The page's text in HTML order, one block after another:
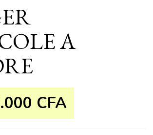
A
CFA